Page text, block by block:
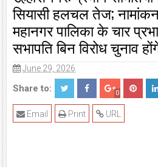
सियासी हलचल तेज;
महानगर पालिका के चार
सभापति बिन विरोध चुनाव
June 29, 2026
Share to: 0
URL
Print
Email